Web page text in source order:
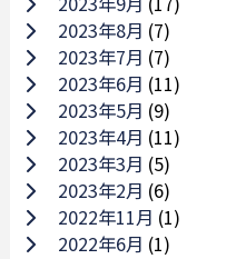
2023年8月 (7)
2023年7月 (7)
2023年6月 (11)
2023年5月 (9)
2023年4月 (11)
2023年3月 (5)
2023年2月 (6)
2022年11月 (1)
2022年6月 (1)